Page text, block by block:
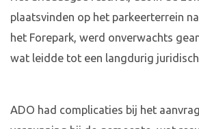
plaatsvinden op het parkeerterrein
het Forepark, werd onverwachts
wat leidde tot een langdurig
ADO had complicaties bij het